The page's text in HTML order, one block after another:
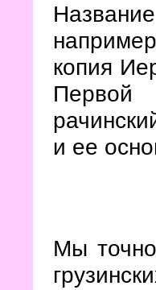
копия
Первой
и ее
Мы